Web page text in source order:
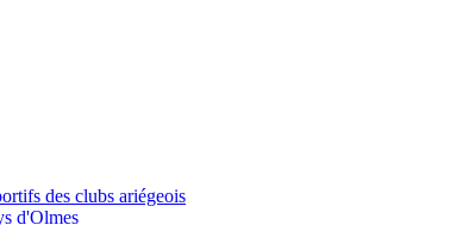
des clubs ariégeois
d'Olmes